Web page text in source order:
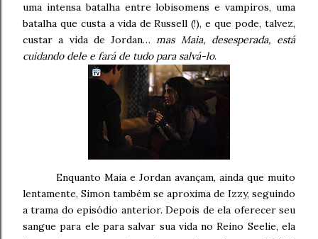
uma intensa batalha entre lobisomens e vampiros, uma
batalha que custa a vida de Russell (!), e que pode, talvez,
custar a vida de Jordan…mas Maia, desesperada, está
cuidando dele e fará de tudo para salvá-lo.
Enquanto Maia e Jordan avançam, ainda que muito
lentamente, Simon também se aproxima de Izzy, seguindo
a trama do episódio anterior. Depois de ela oferecer seu
sangue para ele para salvar sua vida no Reino Seelie, ela